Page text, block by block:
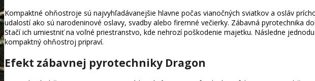
Kompaktné ohňostroje sú najvyhľadávanejšie hlavne počas vianočných sviatkov a osláv
udalostí ako sú narodeninové oslavy, svadby alebo firemné večierky. Zábavná pyrotechnika
Stačí ich umiestniť na voľné priestranstvo, kde nehrozí poškodenie majetku. Následne
kompaktný ohňostroj pripraví.
Efekt zábavnej pyrotechniky Dragon